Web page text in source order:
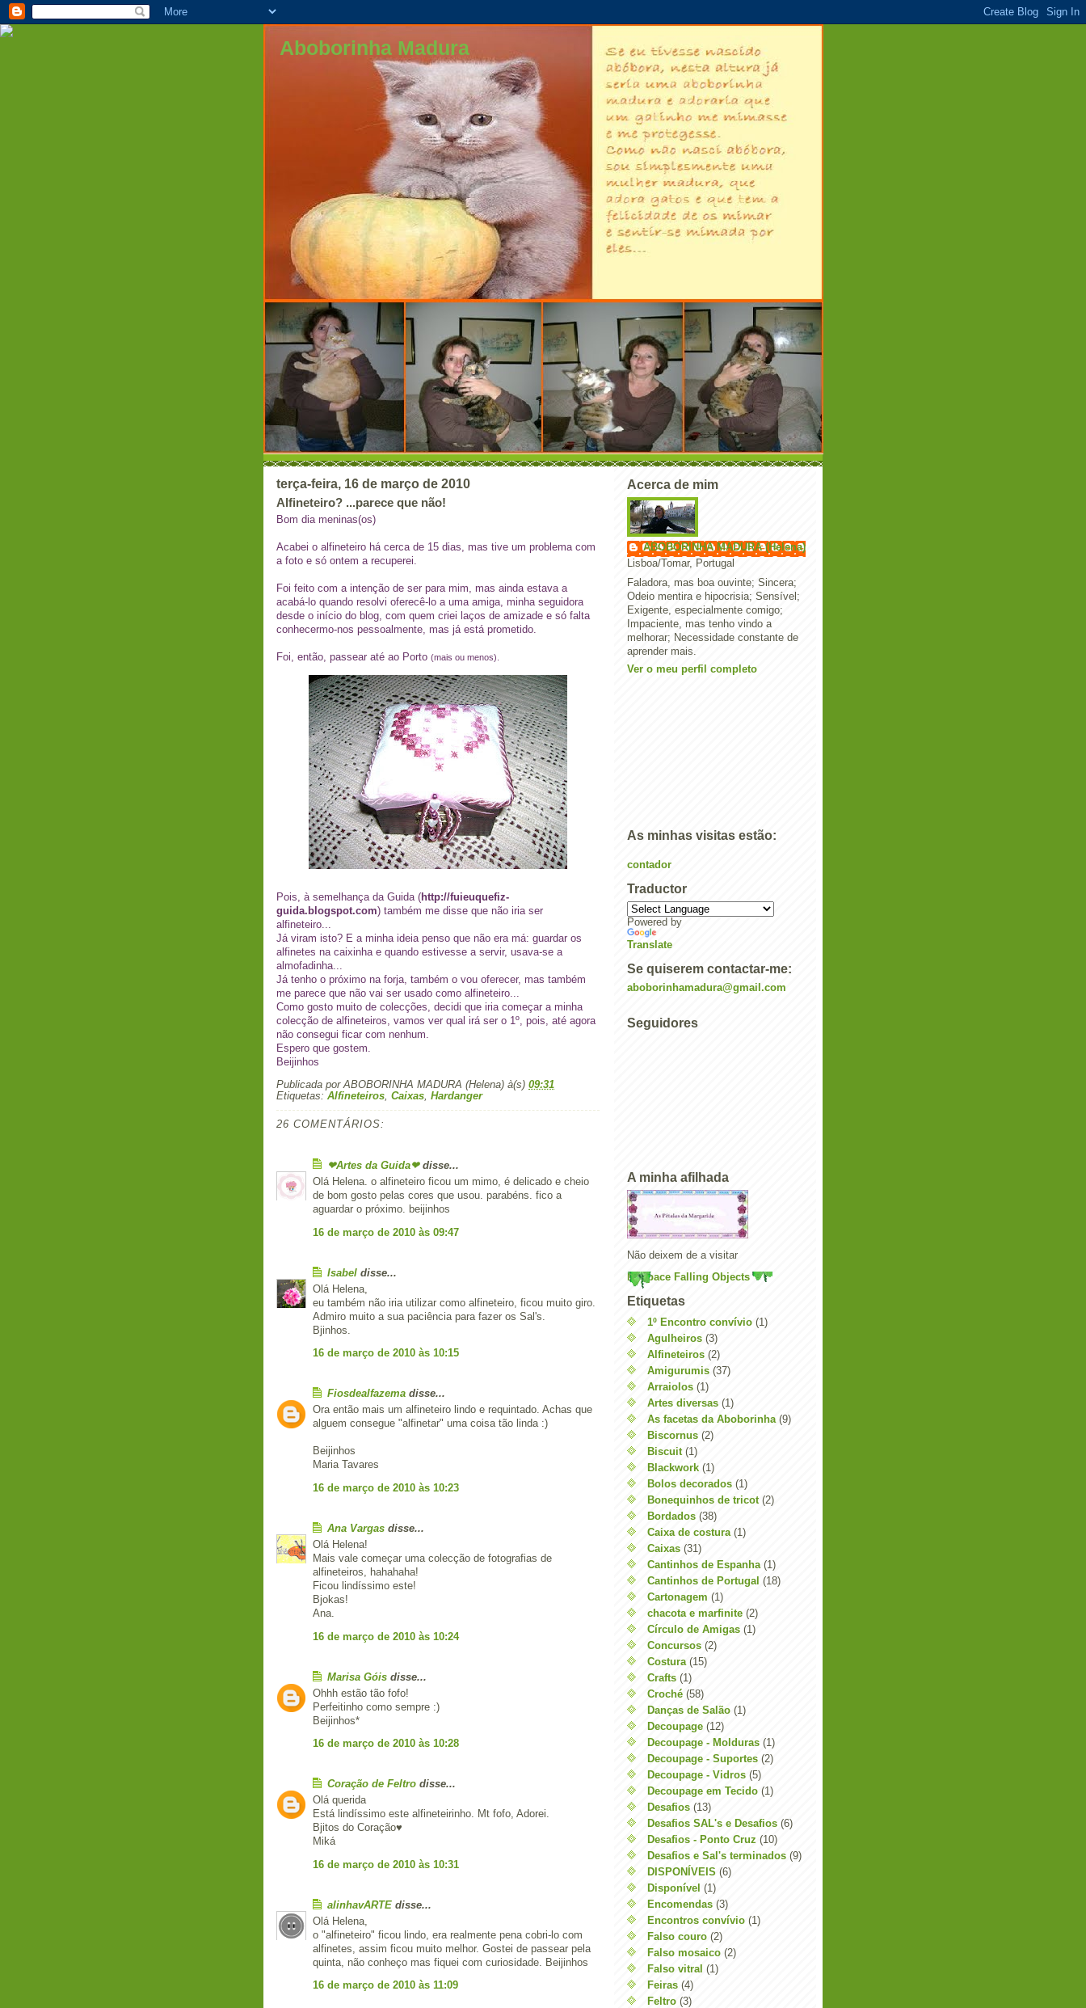
Aboborinha Madura
terça-feira, 16 de março de 2010
Alfineteiro? ...parece que não!
Bom dia meninas(os)
Acabei o alfineteiro há cerca de 15 dias, mas tive um problema com
a foto e só ontem a recuperei.
Foi feito com a intenção de ser para mim, mas ainda estava a
acabá-lo quando resolvi oferecê-lo a uma amiga, minha seguidora
desde o início do blog, com quem criei laços de amizade e só falta
conhecermo-nos pessoalmente, mas já está prometido.
Foi, então, passear até ao Porto (mais ou menos).
Pois, à semelhança da Guida (http://fuieuquefiz-
guida.blogspot.com) também me disse que não iria ser
alfineteiro
Já viram isto? E a minha ideia penso que não era má: guardar os
alfinetes na caixinha e quando estivesse a servir, usava-se a
almofadinha...
Já tenho o próximo na forja, também o vou oferecer, mas também
me parece que não vai ser usado como alfineteiro
Como gosto muito de colecções, decidi que iria começar a minha
colecção de alfineteiros , vamos ver qual irá ser o 1º, pois, até agora
não consegui ficar com nenhum.
Espero que gostem.
Beijinhos
Publicada porABOBORINHA MADURA (Helena) à(s) 09:31
Etiquetas: Alfineteiros, Caixas, Hardanger
26 COMENTÁRIOS:
❤Artes da Guida❤disse...
Olá Helena. o alfineteiro ficou um mimo, é delicado e cheio
de bom gosto pelas cores que usou. parabéns. fico a
aguardar o próximo. beijinhos
16 de março de 2010 às 09:47
Isabel disse...
Olá Helena,
eu também não iria utilizar como alfineteiro, ficou muito giro.
Admiro muito a sua paciência para fazer os Sal's.
Bjinhos.
16 de março de 2010 às 10:15
Fiosdealfazema disse...
Ora então mais um alfineteiro lindo e requintado. Achas que
alguem consegue "alfinetar" uma coisa tão linda :)
Beijinhos
Maria Tavares
16 de março de 2010 às 10:23
Ana Vargas disse...
Olá Helena!
Mais vale começar uma colecção de fotografias de
alfineteiros, hahahaha!
Ficou lindíssimo este!
Bjokas!
Ana.
16 de março de 2010 às 10:24
Marisa Góis disse...
Ohhh estão tão fofo!
Perfeitinho como sempre :)
Beijinhos*
16 de março de 2010 às 10:28
Coração de Feltro disse...
Olá querida
Está lindíssimo este alfineteirinho. Mt fofo, Adorei.
Bjitos do Coração♥
Miká
16 de março de 2010 às 10:31
alinhavARTE disse...
Olá Helena,
o "alfineteiro" ficou lindo, era realmente pena cobri-lo com
alfinetes, assim ficou muito melhor. Gostei de passear pela
quinta, não conheço mas fiquei com curiosidade. Beijinhos
16 de março de 2010 às 11:09
Acerca de mim
ABOBORINHA MADURA (Helena)
Lisboa/Tomar, Portugal
Faladora, mas boa ouvinte; Sincera;
Odeio mentira e hipocrisia; Sensível;
Exigente, especialmente comigo;
Impaciente, mas tenho vindo a
melhorar; Necessidade constante de
aprender mais.
Ver o meu perfil completo
As minhas visitas estão:
contador
Traductor
Powered by
Translate
Se quiserem contactar-me:
aboborinhamadura@gmail.com
Seguidores
A minha afilhada
Não deixem de a visitar
Myspace Falling Objects
Etiquetas
1º Encontro convívio (1)
Agulheiros (3)
Alfineteiros (2)
Amigurumis (37)
Arraiolos (1)
Artes diversas (1)
As facetas da Aboborinha (9)
Biscornus (2)
Biscuit (1)
Blackwork (1)
Bolos decorados (1)
Bonequinhos de tricot (2)
Bordados (38)
Caixa de costura (1)
Caixas (31)
Cantinhos de Espanha (1)
Cantinhos de Portugal (18)
Cartonagem (1)
chacota e marfinite (2)
Círculo de Amigas (1)
Concursos (2)
Costura (15)
Crafts (1)
Croché (58)
Danças de Salão (1)
Decoupage (12)
Decoupage - Molduras (1)
Decoupage - Suportes (2)
Decoupage - Vidros (5)
Decoupage em Tecido (1)
Desafios (13)
Desafios SAL's e Desafios (6)
Desafios - Ponto Cruz (10)
Desafios e Sal's terminados (9)
DISPONÍVEIS (6)
Disponível (1)
Encomendas (3)
Encontros convívio (1)
Falso couro (2)
Falso mosaico (2)
Falso vitral (1)
Feiras (4)
Feltro (3)